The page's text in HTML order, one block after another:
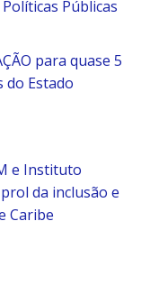
Públicas
para quase 5
do Estado
e Instituto
da inclusão e
Caribe